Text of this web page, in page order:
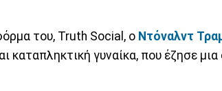
του, Truth Social, ο Ντόναλντ
καταπληκτική γυναίκα, που έζησε μια